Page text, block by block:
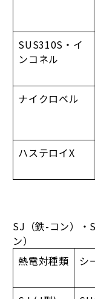
SUS310S・イ
ンコネル
ナイクロベル
ハステロイX
SJ（鉄-コン）・
ン）
熱電対種類
シ